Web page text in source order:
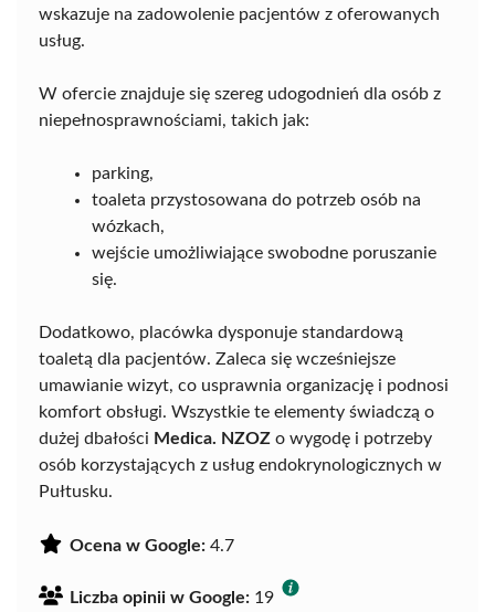
wskazuje na zadowolenie pacjentów z oferowanych
usług.
W ofercie znajduje się szereg udogodnień dla osób z
niepełnosprawnościami, takich jak:
parking,
toaleta przystosowana do potrzeb osób na
wózkach,
wejście umożliwiające swobodne poruszanie
się.
Dodatkowo, placówka dysponuje standardową
toaletą dla pacjentów. Zaleca się wcześniejsze
umawianie wizyt, co usprawnia organizację i podnosi
komfort obsługi. Wszystkie te elementy świadczą o
dużej dbałości Medica. NZOZ o wygodę i potrzeby
osób korzystających z usług endokrynologicznych w
Pułtusku.
Ocena w Google: 4.7
Liczba opinii w Google: 19